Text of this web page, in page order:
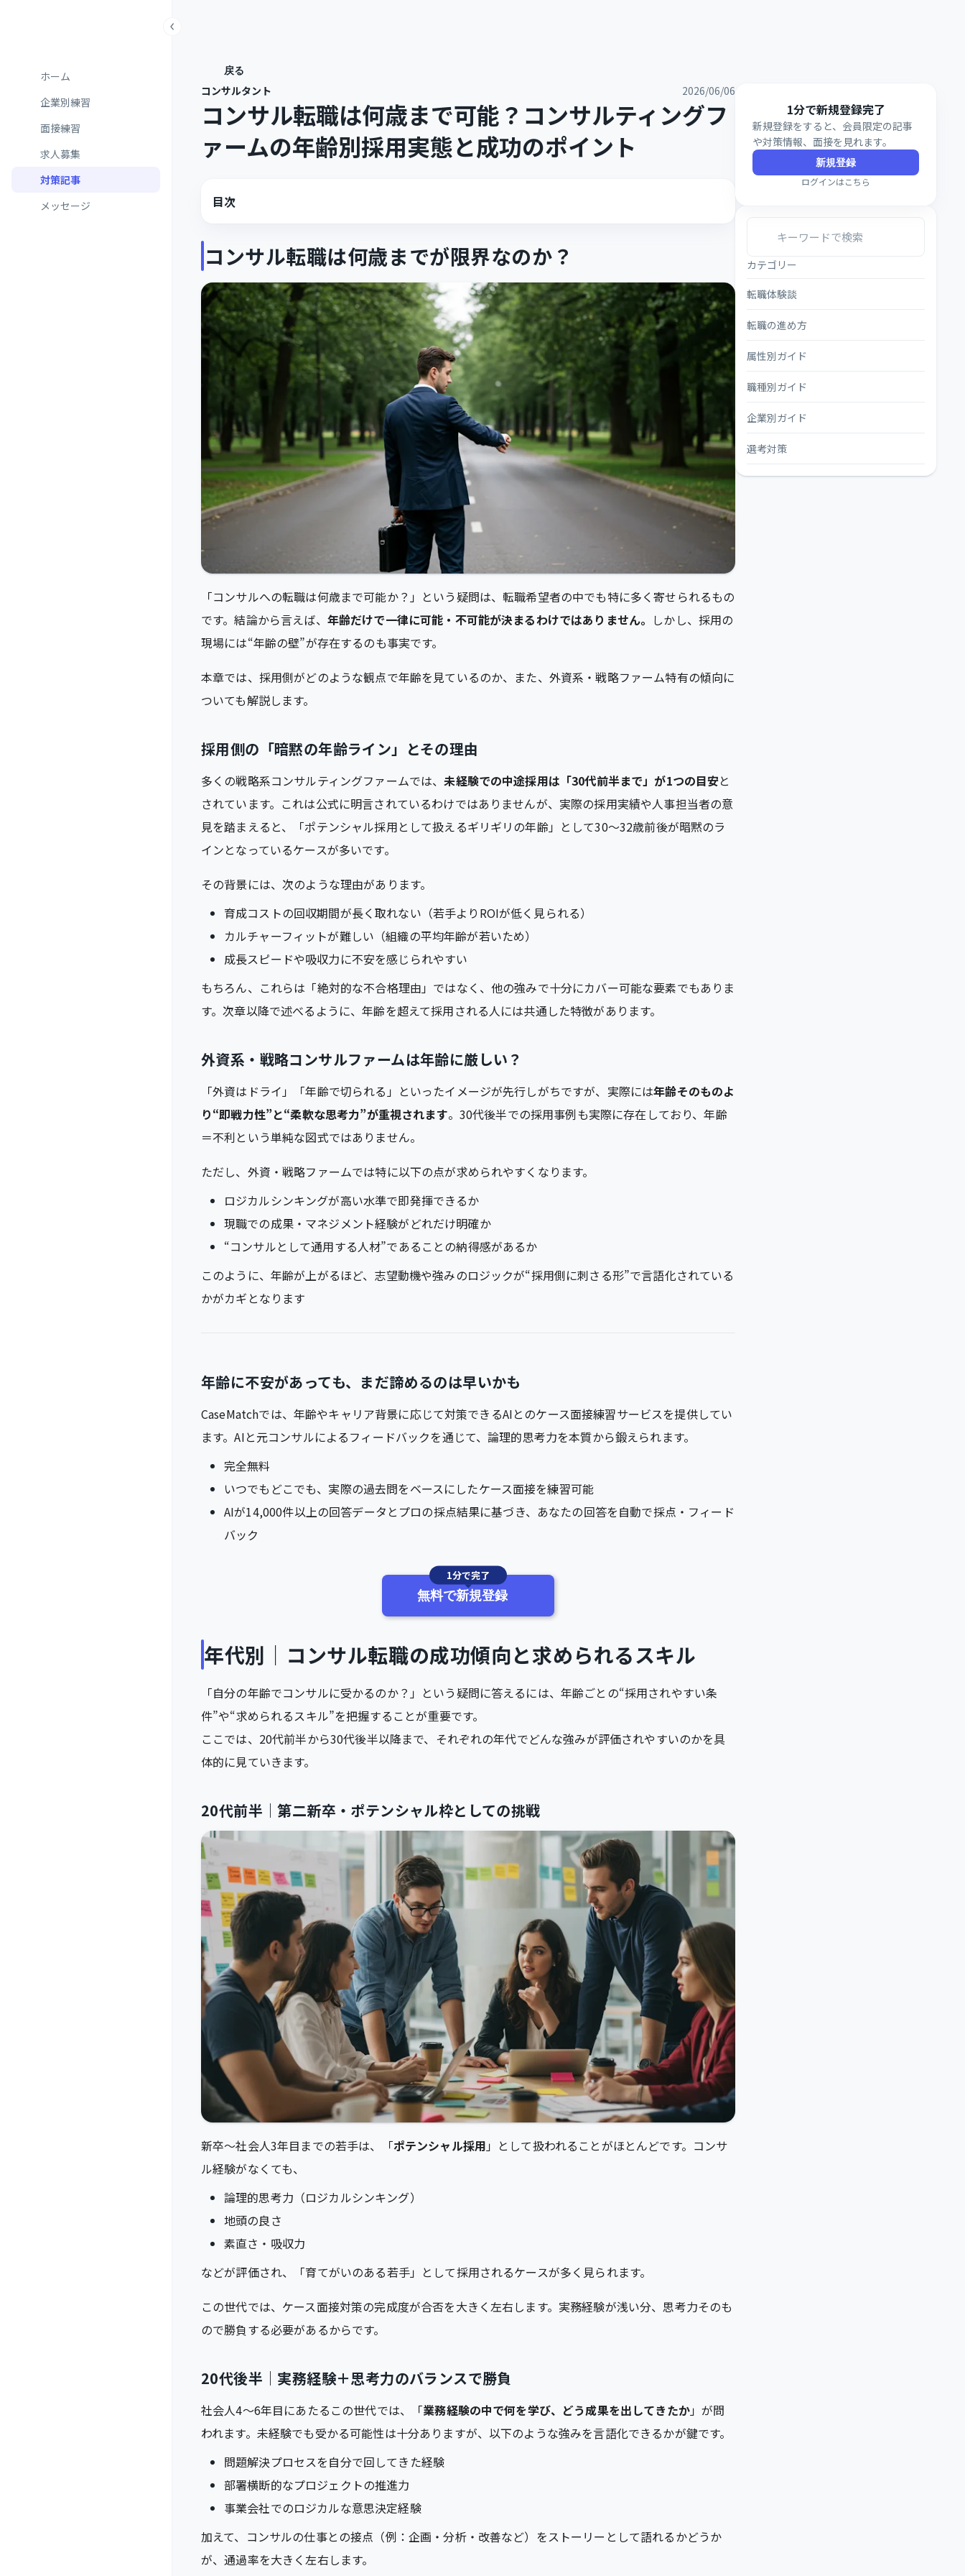
ホーム
企業別練習
面接練習
求人募集
対策記事
メッセージ
戻る
コンサルタント 2026/06/06
コンサル転職は何歳まで可能？コンサルティングフ
ァームの年齢別採用実態と成功のポイント
目次
コンサル転職は何歳までが限界なのか？
「コンサルへの転職は何歳まで可能か？」という疑問は、転職希望者の中でも特に多く寄せられるもの
です。結論から言えば、 年齢だけで一律に可能・不可能が決まるわけではありません。 しかし、採用の
現場には“年齢の壁”が存在するのも事実です。
本章では、採用側がどのような観点で年齢を見ているのか、また、外資系・戦略ファーム特有の傾向に
ついても解説します。
採用側の「暗黙の年齢ライン」とその理由
多くの戦略系コンサルティングファームでは、未経験での中途採用は「30代前半まで」が1つの目安と
されています。これは公式に明言されているわけではありませんが、実際の採用実績や人事担当者の意
見を踏まえると、「ポテンシャル採用として扱えるギリギリの年齢」として30～32歳前後が暗黙のラ
インとなっているケースが多いです。
その背景には、次のような理由があります。
育成コストの回収期間が長く取れない（若手よりROIが低く見られる）
カルチャーフィットが難しい（組織の平均年齢が若いため）
成長スピードや吸収力に不安を感じられやすい
もちろん、これらは「絶対的な不合格理由」ではなく、他の強みで十分にカバー可能な要素でもありま
す。次章以降で述べるように、年齢を超えて採用される人には共通した特徴があります。
外資系・戦略コンサルファームは年齢に厳しい？
「外資はドライ」「年齢で切られる」といったイメージが先行しがちですが、実際には年齢そのものよ
り“即戦力性”と“柔軟な思考力”が重視されます。30代後半での採用事例も実際に存在しており、年齢
＝不利という単純な図式ではありません。
ただし、外資・戦略ファームでは特に以下の点が求められやすくなります。
ロジカルシンキングが高い水準で即発揮できるか
現職での成果・マネジメント経験がどれだけ明確か
“コンサルとして通用する人材”であることの納得感があるか
このように、年齢が上がるほど、志望動機や強みのロジックが“採用側に刺さる形”で言語化されている
かがカギとなります
年齢に不安があっても、まだ諦めるのは早いかも
CaseMatchでは、年齢やキャリア背景に応じて対策できるAIとのケース面接練習サービスを提供してい
ます。AIと元コンサルによるフィードバックを通じて、論理的思考力を本質から鍛えられます。
完全無料
いつでもどこでも、実際の過去問をベースにしたケース面接を練習可能
AIが14,000件以上の回答データとプロの採点結果に基づき、あなたの回答を自動で採点・フィード
バック
1分で完了
無料で新規登録
年代別｜コンサル転職の成功傾向と求められるスキル
「自分の年齢でコンサルに受かるのか？」という疑問に答えるには、年齢ごとの“採用されやすい条
件”や“求められるスキル”を把握することが重要です。
ここでは、20代前半から30代後半以降まで、それぞれの年代でどんな強みが評価されやすいのかを具
体的に見ていきます。
20代前半｜第二新卒・ポテンシャル枠としての挑戦
新卒〜社会人3年目までの若手は、「ポテンシャル採用」として扱われることがほとんどです。コンサ
ル経験がなくても、
論理的思考力（ロジカルシンキング）
地頭の良さ
素直さ・吸収力
などが評価され、「育てがいのある若手」として採用されるケースが多く見られます。
この世代では、ケース面接対策の完成度が合否を大きく左右します。実務経験が浅い分、思考力そのも
ので勝負する必要があるからです。
20代後半｜実務経験＋思考力のバランスで勝負
社会人4〜6年目にあたるこの世代では、「業務経験の中で何を学び、どう成果を出してきたか」が問
われます。未経験でも受かる可能性は十分ありますが、以下のような強みを言語化できるかが鍵です。
問題解決プロセスを自分で回してきた経験
部署横断的なプロジェクトの推進力
事業会社でのロジカルな意思決定経験
加えて、コンサルの仕事との接点（例：企画・分析・改善など）をストーリーとして語れるかどうか
が、通過率を大きく左右します。
1分で新規登録完了
新規登録をすると、会員限定の記事
や対策情報、面接を見れます。
新規登録
ログインはこちら
カテゴリー
転職体験談
転職の進め方
属性別ガイド
職種別ガイド
企業別ガイド
選考対策